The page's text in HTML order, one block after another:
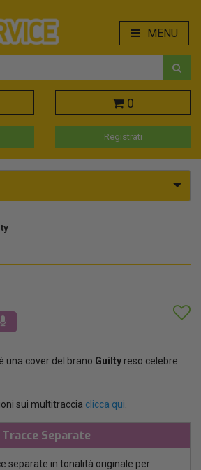
MENU
0
Registrati
una cover del brano Guilty reso celebre
sui multitraccia clicca qui
Separate
separate in tonalità originale per